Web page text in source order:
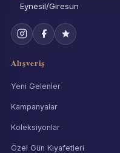
Eynesil/Giresun
Alışveriş
Yeni Gelenler
Kampanyalar
Koleksiyonlar
Özel Gün Kıyafetleri